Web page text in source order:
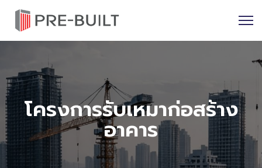
โครงการรับเหมาก่อสร้าง
อาคาร